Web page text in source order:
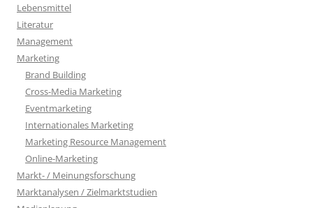
Lebensmittel
Literatur
Management
Marketing
Brand Building
Cross-Media Marketing
Eventmarketing
Internationales Marketing
Marketing Resource Management
Online-Marketing
Markt- / Meinungsforschung
Marktanalysen / Zielmarktstudien